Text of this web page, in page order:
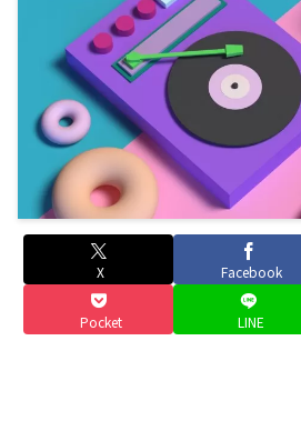
X Facebook
Pocket LINE